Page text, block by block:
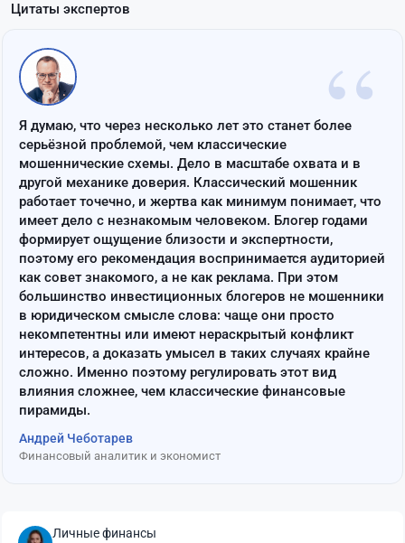
Цитаты экспертов
“
Я думаю, что через несколько лет это станет более
серьёзной проблемой, чем классические
мошеннические схемы. Дело в масштабе охвата и в
другой механике доверия. Классический мошенник
работает точечно, и жертва как минимум понимает, что
имеет дело с незнакомым человеком. Блогер годами
формирует ощущение близости и экспертности,
поэтому его рекомендация воспринимается аудиторией
как совет знакомого, а не как реклама. При этом
большинство инвестиционных блогеров не мошенники
в юридическом смысле слова: чаще они просто
некомпетентны или имеют нераскрытый конфликт
интересов, а доказать умысел в таких случаях крайне
сложно. Именно поэтому регулировать этот вид
влияния сложнее, чем классические финансовые
пирамиды.
Андрей Чеботарев
Финансовый аналитик и экономист
Личные финансы